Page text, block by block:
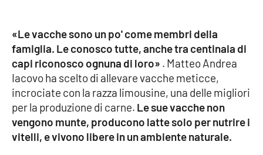
Reggio Calabria
Cosenza
Lamezia Terme
PROGETTI
SPECIALI
«Le vacche sono un po' come membri della
famiglia. Le conosco tutte, anche tra centinaia di
capi riconosco ognuna di loro» . Matteo Andrea
Iacovo ha scelto di allevare vacche meticce,
incrociate con la razza limousine, una delle migliori
per la produzione di carne. Le sue vacche non
vengono munte, producono latte solo per nutrire i
vitelli, e vivono libere in un ambiente naturale.